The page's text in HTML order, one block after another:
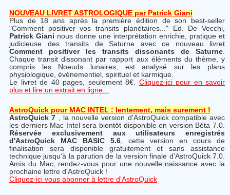
NOUVEAU LIVRET ASTROLOGIQUE par Patrick Giani
Plus de 18 ans après la première édition de son best-seller
"Comment positiver vos transits planétaires..." Ed. De Vecchi,
Patrick Giani nous donne une interprétation enrichie, pratique et
judicieuse des transits de Saturne avec ce nouveau livret
Comment positiver les transits dissonants de Saturne.
Chaque transit dissonant par rapport aux éléments du thème, y
compris les Noeuds lunaires, est analysé sur les plans
physiologique, événementiel, spirituel et karmique.
Le livret de 40 pages, seulement 8€. Cliquez-ici pour en savoir
plus et lire un extrait en ligne...
AstroQuick pour MAC INTEL : lentement, mais surement !
AstroQuick 7 , la nouvelle version d'AstroQuick compatible avec
les derniers Mac Intel sera bientôt disponible en version Béta 7.0.
Réservée exclusivement aux utilisateurs enregistrés
d'AstroQuick MAC BASIC 5.6, cette version en cours de
finalisation sera disponible gratuitement et sans assistance
technique jusqu'à la parution de la version finale d'AstroQuick 7.0.
Amis du Mac, rendez-vous pour une nouvelle naissance avec la
prochaine lettre d'AstroQuick !
Cliquez-ici vous abonner à lettre d'AstroQuick